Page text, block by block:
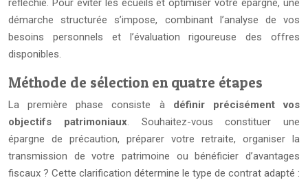
réfléchie. Pour éviter les écueils et optimiser votre épargne, une
démarche structurée s’impose, combinant l’analyse de vos
besoins personnels et l’évaluation rigoureuse des offres
disponibles.
Méthode de sélection en quatre étapes
La première phase consiste à définir précisément vos
objectifs patrimoniaux. Souhaitez-vous constituer une
épargne de précaution, préparer votre retraite, organiser la
transmission de votre patrimoine ou bénéficier d’avantages
fiscaux ? Cette clarification détermine le type de contrat adapté :